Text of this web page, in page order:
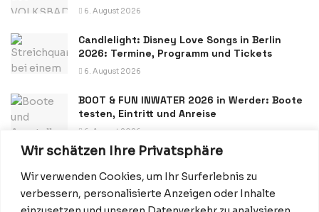
Wir schätzen Ihre Privatsphäre
Wir verwenden Cookies, um Ihr Surferlebnis zu
verbessern, personalisierte Anzeigen oder Inhalte
6. August 2026
Candlelight: Disney Love Songs in Berlin
2026: Termine, Programm und Tickets
6. August 2026
BOOT & FUN INWATER 2026 in Werder: Boote
testen, Eintritt und Anreise
6. August 2026